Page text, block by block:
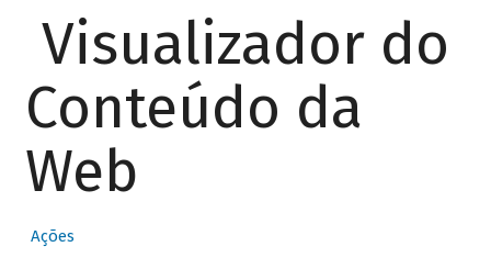
Visualizador do
Conteúdo da
Web
Ações